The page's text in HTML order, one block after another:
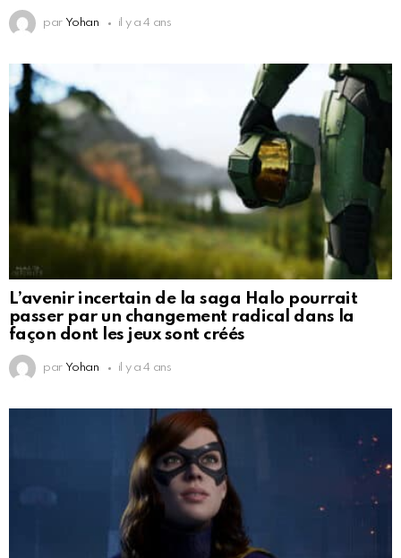
par Yohan il y a 4 ans
L’avenir incertain de la saga Halo pourrait
passer par un changement radical dans la
façon dont les jeux sont créés
par Yohan il y a 4 ans